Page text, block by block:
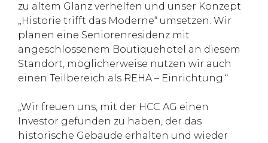
zu altem Glanz verhelfen und unser Konzept
„Historie trifft das Moderne“ umsetzen. Wir
planen eine Seniorenresidenz mit
angeschlossenem Boutiquehotel an diesem
Standort, möglicherweise nutzen wir auch
einen Teilbereich als REHA – Einrichtung.“
„Wir freuen uns, mit der HCC AG einen
Investor gefunden zu haben, der das
historische Gebäude erhalten und wieder